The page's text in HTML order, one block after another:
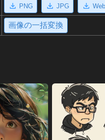
PNG JPG
画像の一括変換